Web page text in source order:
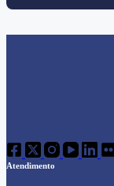
Atendimento